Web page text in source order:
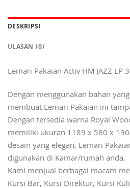
DESKRIPSI
ULASAN (0)
Lemari Pakaian Activ HM JAZZ LP
Dengan menggunakan bahan
membuat Lemari Pakaian ini
Dengan tersedia warna Royal
memiliki ukuran 1189 x 580 x
desain yang elegan, Lemari
digunakan di Kamar/rumah anda.
Kami menjual berbagai macam
Kursi Bar, Kursi Direktur, Kursi